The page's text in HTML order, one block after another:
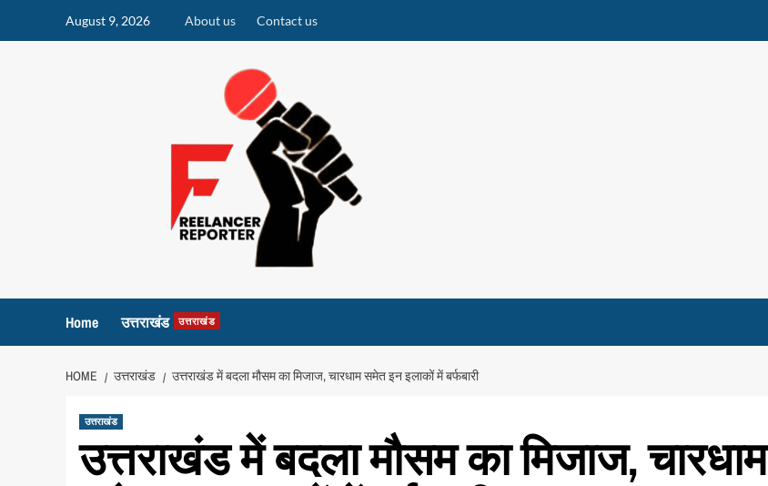
August 9, 2026 About us Contact us
Home उत्तराखंड उत्तराखंड
HOME उत्तराखंड उत्तराखंड में बदला मौसम का मिजाज, चारधाम समेत इन इलाकों में बर्फबारी
उत्तराखंड
उत्तराखंड में बदला मौसम का मिजाज, चारधाम